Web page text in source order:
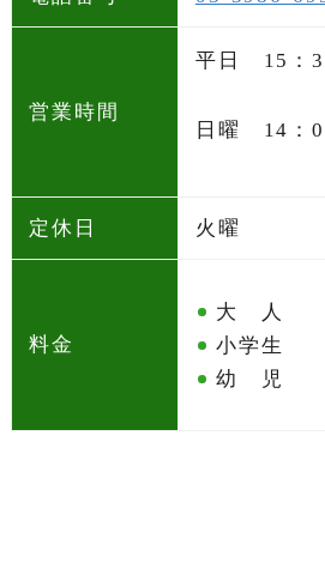
営業時間
平日 15：
日曜 14：
定休日 火曜
料金
大 人
小学生
幼 児